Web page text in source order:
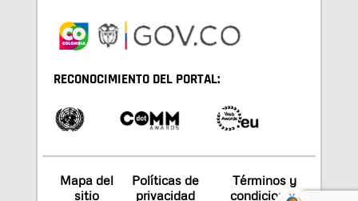
RECONOCIMIENTO DEL PORTAL:
Mapa del
sitio
Políticas de
privacidad
Términos y
condiciones